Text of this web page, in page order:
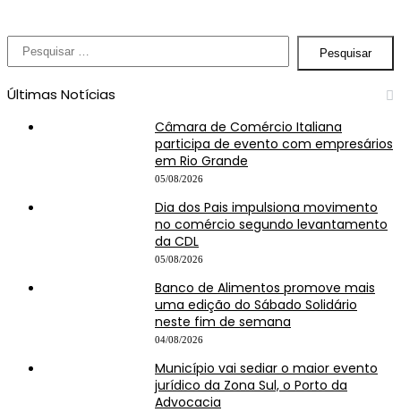
Pesquisar
Últimas Notícias
Câmara de Comércio Italiana
participa de evento com empresários
em Rio Grande
05/08/2026
Dia dos Pais impulsiona movimento
no comércio segundo levantamento
da CDL
05/08/2026
Banco de Alimentos promove mais
uma edição do Sábado Solidário
neste fim de semana
04/08/2026
Município vai sediar o maior evento
jurídico da Zona Sul, o Porto da
Advocacia